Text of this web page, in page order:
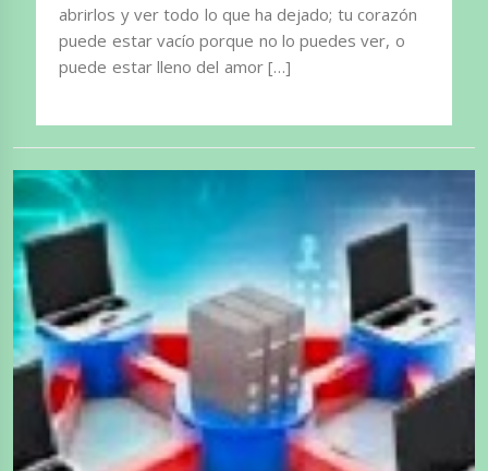
abrirlos y ver todo lo que ha dejado; tu corazón
puede estar vacío porque no lo puedes ver, o
puede estar lleno del amor […]